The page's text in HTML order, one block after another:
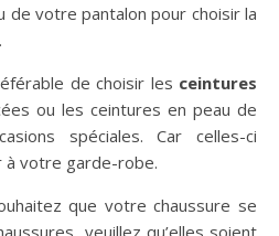
votre pantalon pour choisir la
de choisir les ceintures
ou les ceintures en peau de
spéciales. Car celles-ci
à votre garde-robe.
que votre chaussure se
veuillez qu’elles soient